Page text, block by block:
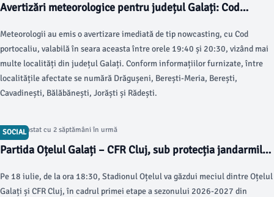
Avertizări meteorologice pentru județul Galați: Cod
Meteorologii au emis o avertizare imediată de tip nowcasting, cu Cod
portocaliu, valabilă în seara aceasta între orele 19:40 și 20:30, vizând mai
multe localități din județul Galați. Conform informațiilor furnizate, între
localitățile afectate se numără Drăgușeni, Berești-Meria, Berești,
Cavadinești, Bălăbănești, Jorăști și Rădești.
SOCIAL
Articol postat cu 2 săptămâni în urmă
Partida Oțelul Galați – CFR Cluj, sub protecția jandarmilor
Pe 18 iulie, de la ora 18:30, Stadionul Oțelul va găzdui meciul dintre Oțelul
Galați și CFR Cluj, în cadrul primei etape a sezonului 2026-2027 din